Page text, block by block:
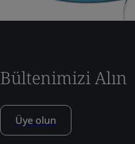
Bültenimizi Alın
Üye olun